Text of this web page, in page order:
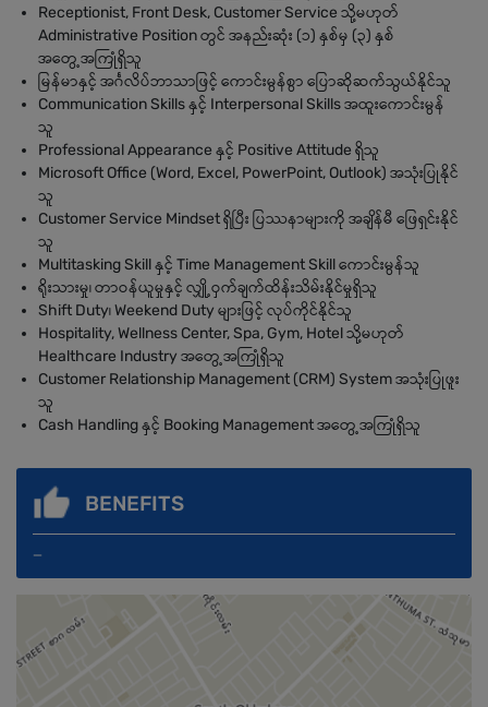
Receptionist, Front Desk, Customer Service သို့မဟုတ်
Administrative Position တွင် အနည်းဆုံး (၁) နှစ်မှ (၃) နှစ်
အတွေ့အကြုံရှိသူ
မြန်မာနှင့် အင်္ဂလိပ်ဘာသာဖြင့် ကောင်းမွန်စွာ ပြောဆိုဆက်သွယ်နိုင်သူ
Communication Skills နှင့် Interpersonal Skills အထူးကောင်းမွန်
သူ
Professional Appearance နှင့် Positive Attitude ရှိသူ
Microsoft Office (Word, Excel, PowerPoint, Outlook) အသုံးပြုနိုင်
သူ
Customer Service Mindset ရှိပြီး ပြဿနာများကို အချိန်မီ ဖြေရှင်းနိုင်
သူ
Multitasking Skill နှင့် Time Management Skill ကောင်းမွန်သူ
ရိုးသားမှု၊ တာဝန်ယူမှုနှင့် လျှို့ဝှက်ချက်ထိန်းသိမ်းနိုင်မှုရှိသူ
Shift Duty၊ Weekend Duty များဖြင့် လုပ်ကိုင်နိုင်သူ
Hospitality, Wellness Center, Spa, Gym, Hotel သို့မဟုတ်
Healthcare Industry အတွေ့အကြုံရှိသူ
Customer Relationship Management (CRM) System အသုံးပြုဖူး
သူ
Cash Handling နှင့် Booking Management အတွေ့အကြုံရှိသူ
BENEFITS
_